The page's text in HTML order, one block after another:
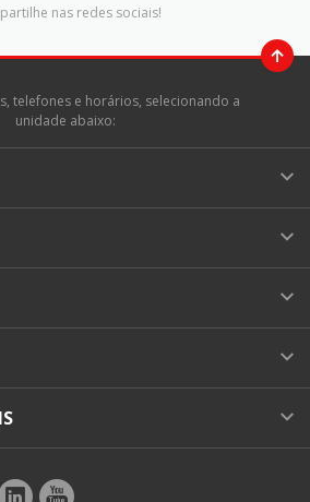
nas redes sociais!
telefones e horários, selecionando a
unidade abaixo: